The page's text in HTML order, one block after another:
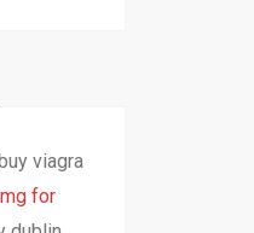
viagra
for